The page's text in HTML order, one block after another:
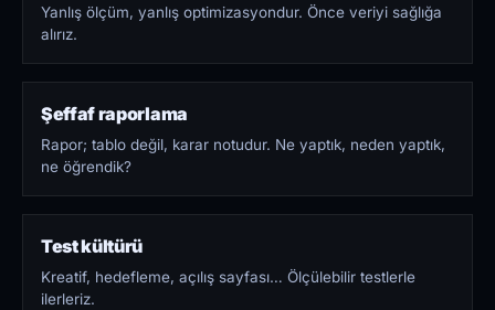
Yanlış ölçüm, yanlış optimizasyondur. Önce veriyi sağlığa
alırız.
Şeffaf raporlama
Rapor; tablo değil, karar notudur. Ne yaptık, neden yaptık,
ne öğrendik?
Test kültürü
Kreatif, hedefleme, açılış sayfası… Ölçülebilir testlerle
ilerleriz.